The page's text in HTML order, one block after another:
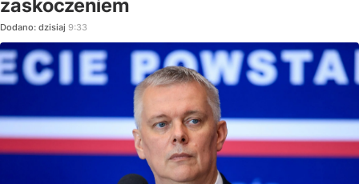
zaskoczeniem
Dodano: dzisiaj 9:33